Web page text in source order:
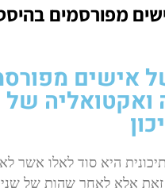
מפורסמים
אישים
ואקטואליה של
היא סוד לאלו אשר לא
זאת אלא לאחר שהות של